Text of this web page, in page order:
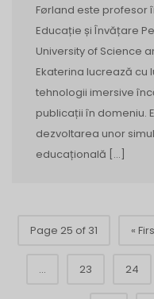
Førland este profesor
Educație și Învățare
University of Science
Ekaterina lucrează cu
tehnologii imersive
publicații în domeniu.
dezvoltarea unor
educațională […]
Page 25 of 31 «
... 23 24